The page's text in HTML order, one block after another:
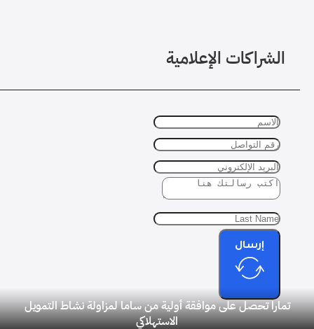
تمارا تحصل على موافقة أولية من ساما لمزاولة نشاط التمويل
الاستهلاكي
الشراكات الإعلامية
إرسال